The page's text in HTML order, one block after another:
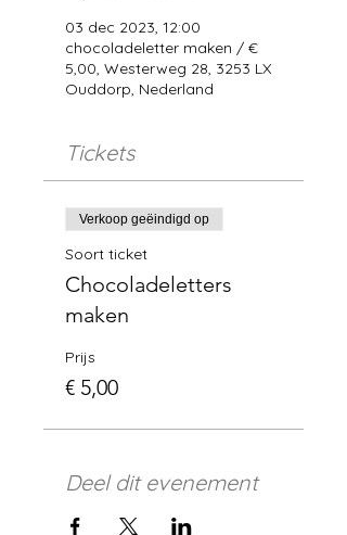
03 dec 2023, 12:00
chocoladeletter maken / €
5,00, Westerweg 28, 3253 LX
Ouddorp, Nederland
Tickets
Verkoop geëindigd op
Soort ticket
Chocoladeletters
maken
Prijs
€ 5,00
Deel dit evenement